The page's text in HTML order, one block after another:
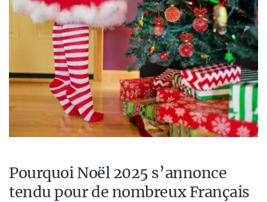
Pourquoi Noël 2025 s’annonce
tendu pour de nombreux Français